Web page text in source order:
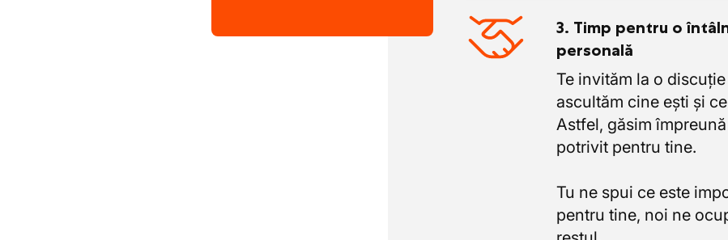
3. Timp pentru o
personală
Te invităm la o discuție
ascultăm cine ești și
Astfel, găsim
potrivit pentru tine.
Tu ne spui ce este
pentru tine, noi ne